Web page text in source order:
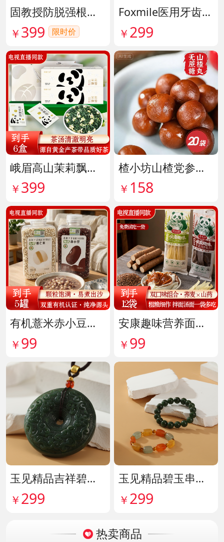
固教授防脱强根健发精华液 货号141187
￥ 399 限时价
Foxmile医用牙齿脱敏剂 货号141702
￥ 299
峨眉高山茉莉飘雪铂金熊猫礼盒限量版 货号141997
￥ 399
楂小坊山楂党参黄芪丸 货号142033
￥ 158
有机薏米赤小豆爆杀组 货号142099
￥ 99
安康趣味营养面皮超值组 货号142087
￥ 99
玉见精品吉祥碧玉吊牌 货号142114
￥ 299
玉见精品碧玉串珠手串 货号142115
￥ 299
热卖商品